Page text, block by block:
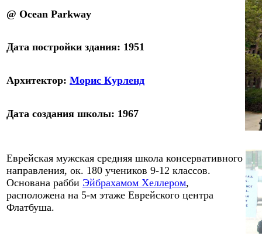
@ Ocean Parkway
Дата постройки здания: 1951
Архитектор: Морис Курленд
Дата создания школы: 1967
Еврейская мужская средняя школа консервативного
направления, ок. 180 учеников 9-12 классов.
Основана рабби Эйбрахамом Хеллером,
расположена на 5-м этаже Еврейского центра
Флатбуша.